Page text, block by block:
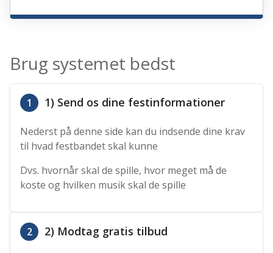
Brug systemet bedst
1 1) Send os dine festinformationer
Nederst på denne side kan du indsende dine krav
til hvad festbandet skal kunne
Dvs. hvornår skal de spille, hvor meget må de
koste og hvilken musik skal de spille
2 2) Modtag gratis tilbud